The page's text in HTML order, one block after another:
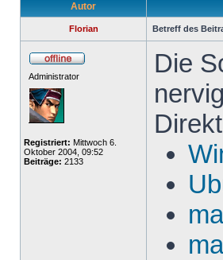
Autor
Florian Betreff des
Administrator
Registriert: Mittwoch 6.
Oktober 2004, 09:52
Beiträge: 2133
Die